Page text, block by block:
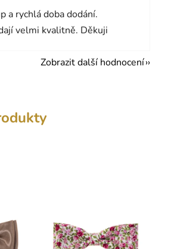
a rychlá doba dodání.
velmi kvalitně. Děkuji
Zobrazit další hodnocení